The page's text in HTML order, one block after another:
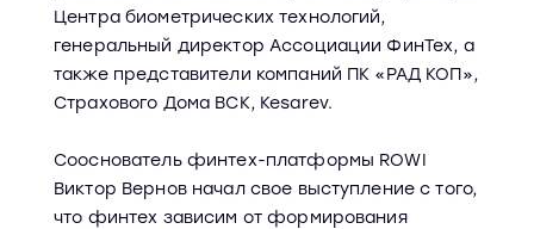
Центра биометрических технологий,
генеральный директор Ассоциации ФинТех, а
также представители компаний ПК «РАД КОП»,
Страхового Дома ВСК, Kesarev.
Сооснователь финтех-платформы ROWI
Виктор Вернов начал свое выступление с того,
что финтех зависим от формирования